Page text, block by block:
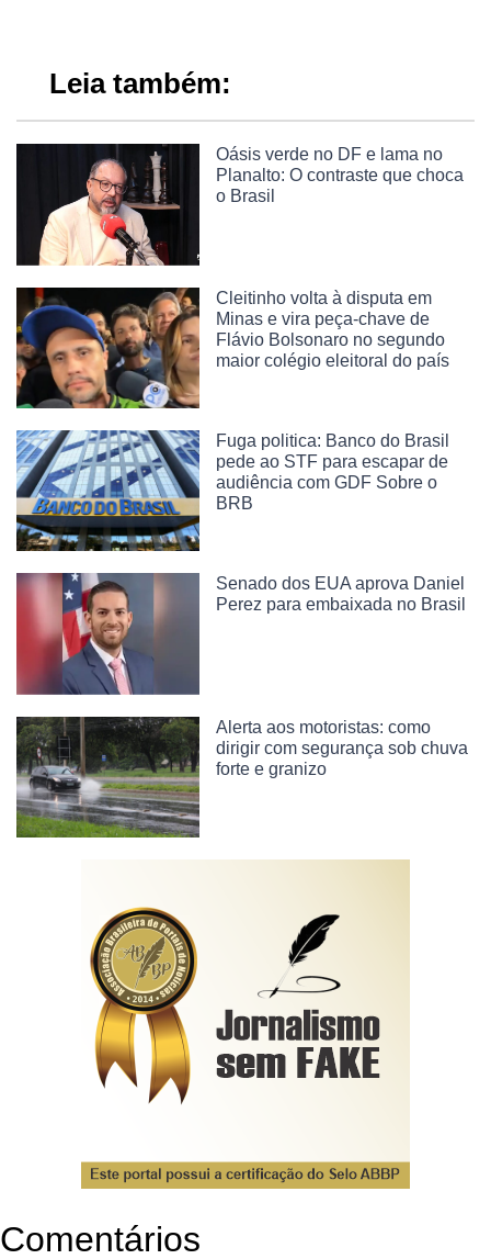
Leia também:
Oásis verde no DF e lama no
Planalto: O contraste que choca
o Brasil
Cleitinho volta à disputa em
Minas e vira peça-chave de
Flávio Bolsonaro no segundo
maior colégio eleitoral do país
Fuga politica: Banco do Brasil
pede ao STF para escapar de
audiência com GDF Sobre o
BRB
Senado dos EUA aprova Daniel
Perez para embaixada no Brasil
Alerta aos motoristas: como
dirigir com segurança sob chuva
forte e granizo
Comentários